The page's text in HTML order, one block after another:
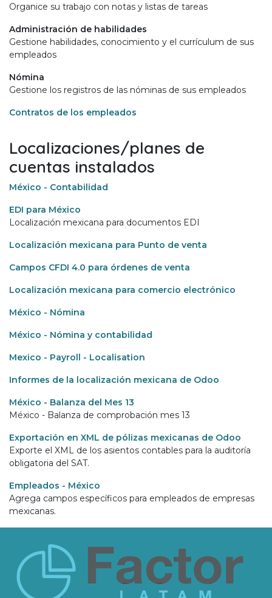
Organice su trabajo con notas y listas de tareas
Administración de habilidades
Gestione habilidades, conocimiento y el currículum de sus
empleados
Nómina
Gestione los registros de las nóminas de sus empleados
Contratos de los empleados
Localizaciones/planes de
cuentas instalados
México - Contabilidad
EDI para México
Localización mexicana para documentos EDI
Localización mexicana para Punto de venta
Campos CFDI 4.0 para órdenes de venta
Localización mexicana para comercio electrónico
México - Nómina
México - Nómina y contabilidad
Mexico - Payroll - Localisation
Informes de la localización mexicana de Odoo
México - Balanza del Mes 13
México - Balanza de comprobación mes 13
Exportación en XML de pólizas mexicanas de Odoo
Exporte el XML de los asientos contables para la auditoría
obligatoria del SAT.
Empleados - México
Agrega campos específicos para empleados de empresas
mexicanas.